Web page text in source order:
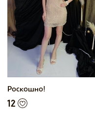
Роскошно!
12